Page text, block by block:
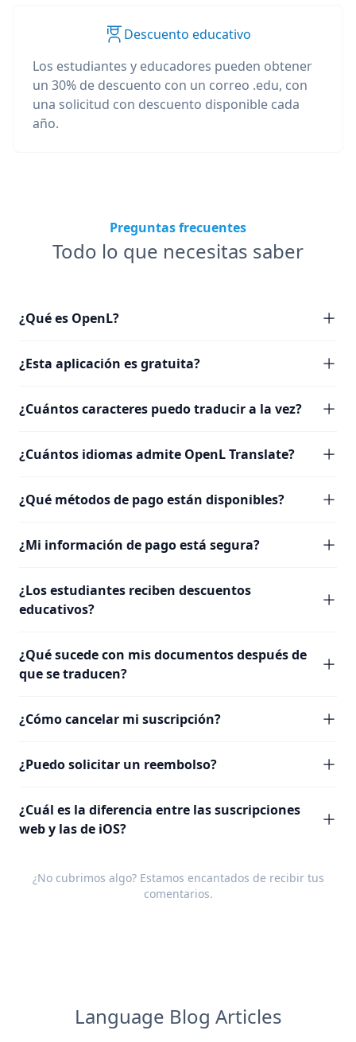
Descuento educativo
Los estudiantes y educadores pueden obtener
un 30% de descuento con un correo .edu, con
una solicitud con descuento disponible cada
año.
Preguntas frecuentes
Todo lo que necesitas saber
¿Qué es OpenL?
¿Esta aplicación es gratuita?
¿Cuántos caracteres puedo traducir a la vez?
¿Cuántos idiomas admite OpenL Translate?
¿Qué métodos de pago están disponibles?
¿Mi información de pago está segura?
¿Los estudiantes reciben descuentos
educativos?
¿Qué sucede con mis documentos después de
que se traducen?
¿Cómo cancelar mi suscripción?
¿Puedo solicitar un reembolso?
¿Cuál es la diferencia entre las suscripciones
web y las de iOS?
¿No cubrimos algo? Estamos encantados de recibir tus
comentarios.
Language Blog Articles